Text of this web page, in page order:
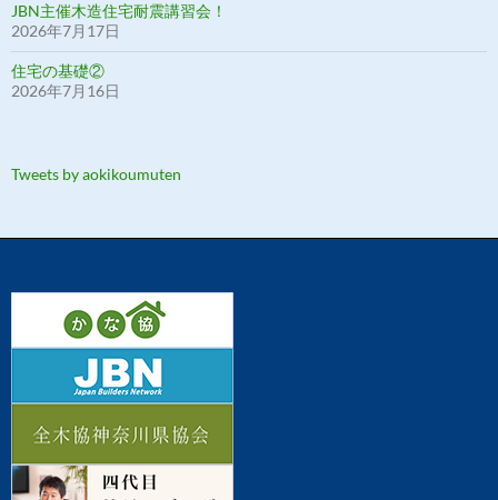
JBN主催木造住宅耐震講習会！
2026年7月17日
住宅の基礎②
2026年7月16日
Tweets by aokikoumuten